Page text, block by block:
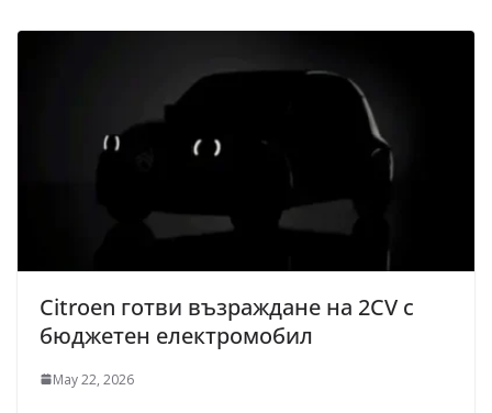
Citroen готви възраждане на 2CV с
бюджетен електромобил
May 22, 2026